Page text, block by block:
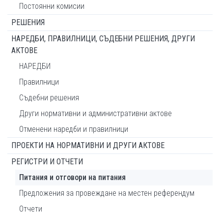
Постоянни комисии
РЕШЕНИЯ
НАРЕДБИ, ПРАВИЛНИЦИ, СЪДЕБНИ РЕШЕНИЯ, ДРУГИ
АКТОВЕ
НАРЕДБИ
Правилници
Съдебни решения
Други нормативни и административни актове
Отменени наредби и правилници
ПРОЕКТИ НА НОРМАТИВНИ И ДРУГИ АКТОВЕ
РЕГИСТРИ И ОТЧЕТИ
Питания и отговори на питания
Предложения за провеждане на местен референдум
Отчети